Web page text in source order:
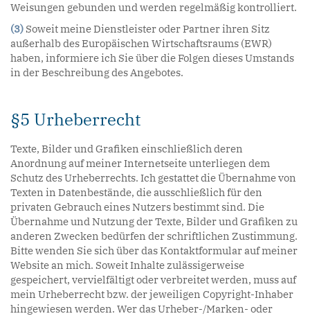
Weisungen gebunden und werden regelmäßig kontrolliert.
(3) Soweit meine Dienstleister oder Partner ihren Sitz
außerhalb des Europäischen Wirtschaftsraums (EWR)
haben, informiere ich Sie über die Folgen dieses Umstands
in der Beschreibung des Angebotes.
§5 Urheberrecht
Texte, Bilder und Grafiken einschließlich deren
Anordnung auf meiner Internetseite unterliegen dem
Schutz des Urheberrechts. Ich gestattet die Übernahme von
Texten in Datenbestände, die ausschließlich für den
privaten Gebrauch eines Nutzers bestimmt sind. Die
Übernahme und Nutzung der Texte, Bilder und Grafiken zu
anderen Zwecken bedürfen der schriftlichen Zustimmung.
Bitte wenden Sie sich über das Kontaktformular auf meiner
Website an mich. Soweit Inhalte zulässigerweise
gespeichert, vervielfältigt oder verbreitet werden, muss auf
mein Urheberrecht bzw. der jeweiligen Copyright-Inhaber
hingewiesen werden. Wer das Urheber-/Marken- oder